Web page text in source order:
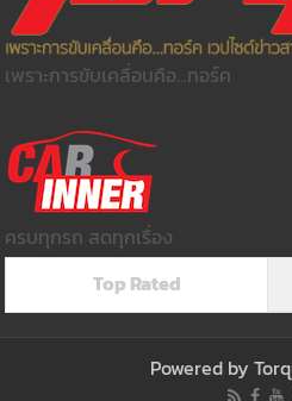
เพราะการขับเคลื่อนคือ...ทอร์ค
ครบทุกรถ สดทุกเรื่อง
Top Rated
Powered by